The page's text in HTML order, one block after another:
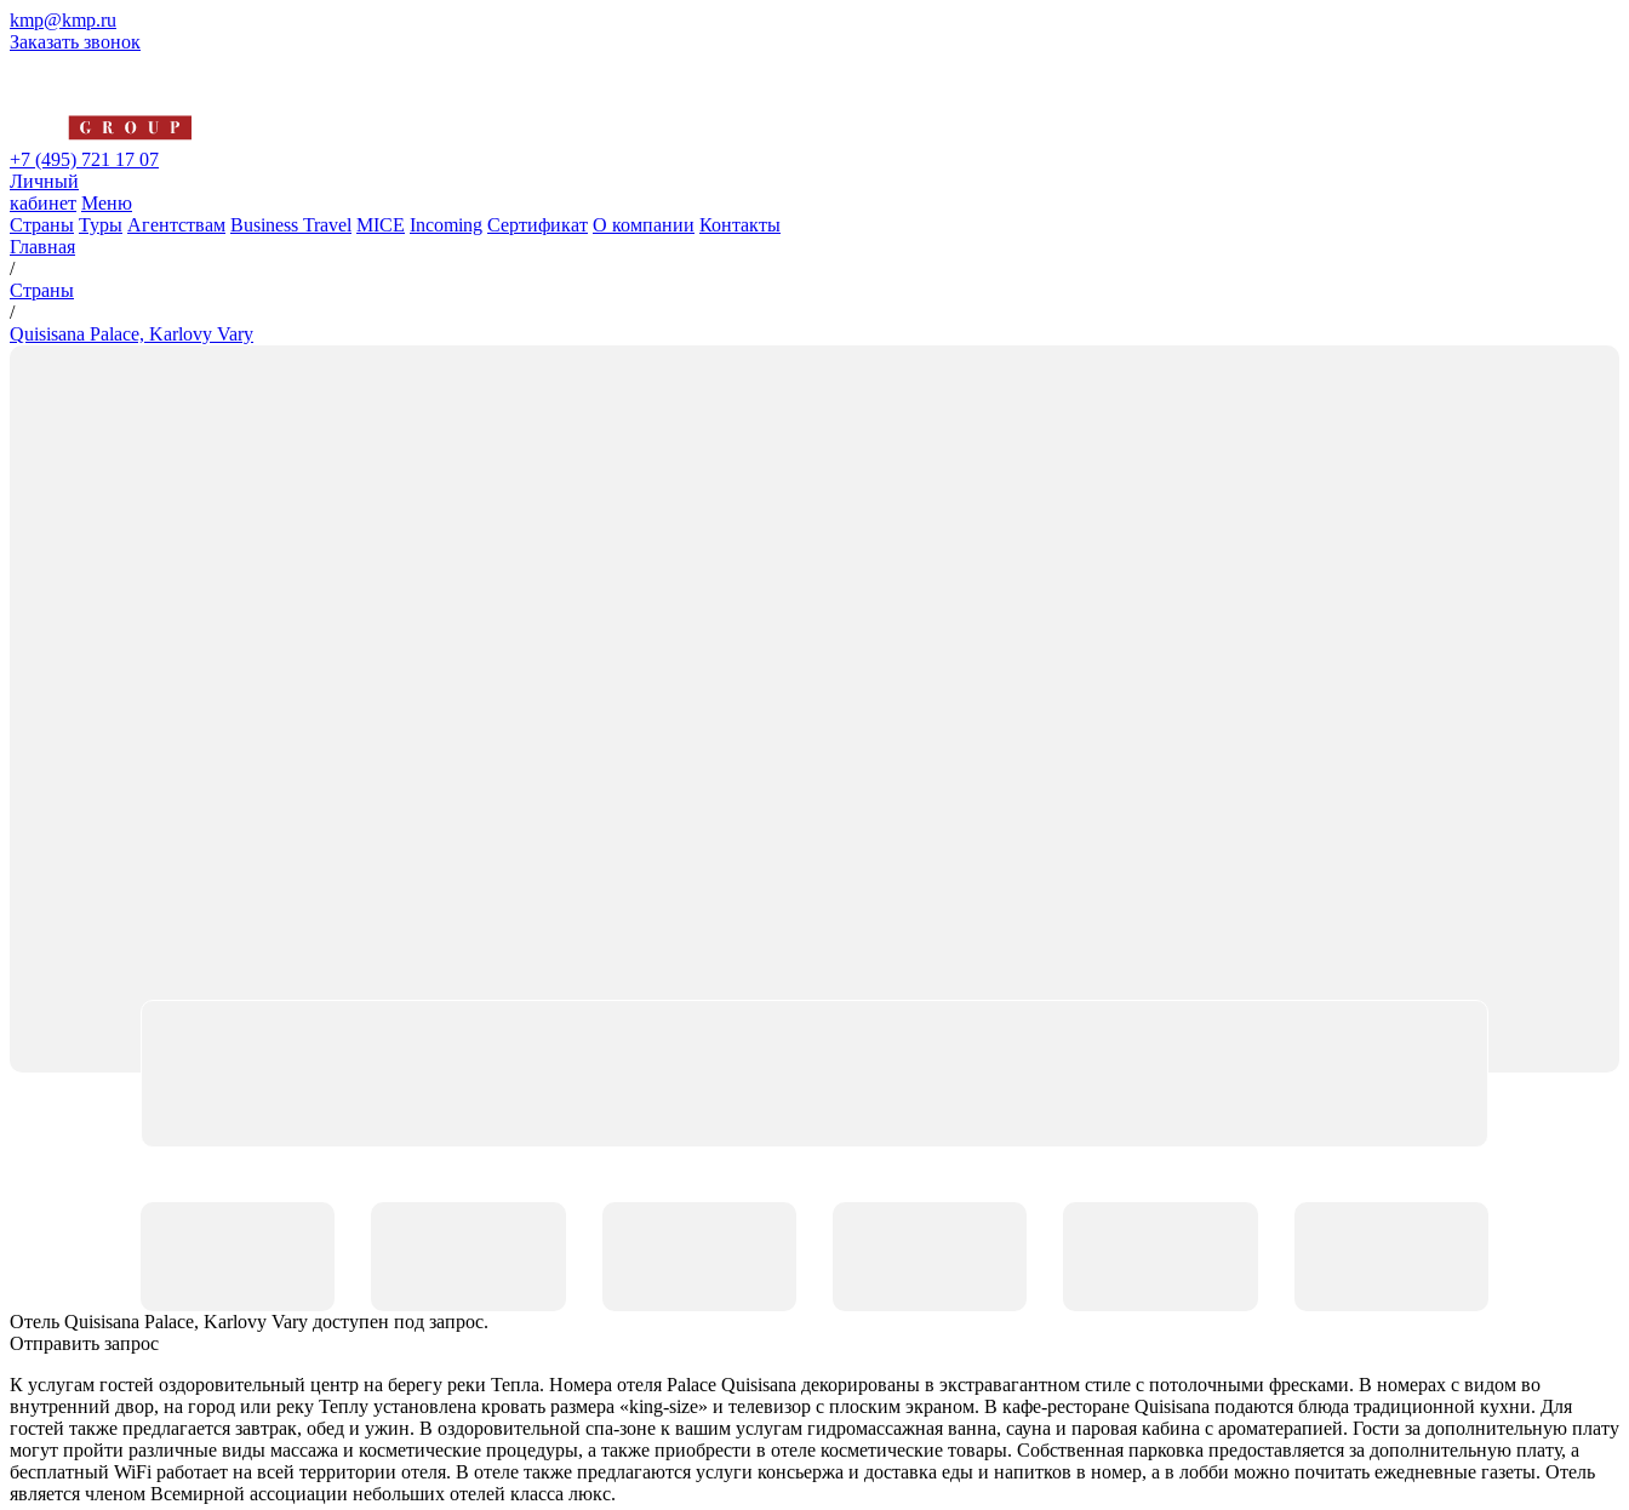
kmp@kmp.ru
Заказать звонок
+7 (495) 721 17 07
Личный
кабинет Меню
Страны Туры Агентствам Business Travel MICE Incoming Сертификат О компании Контакты
Главная
/
Страны
/
Quisisana Palace, Karlovy Vary
Отель Quisisana Palace, Karlovy Vary доступен под запрос.
Отправить запрос
К услугам гостей оздоровительный центр на берегу реки Тепла. Номера отеля Palace Quisisana декорированы в экстравагантном стиле с потолочными фресками. В номерах с видом во
внутренний двор, на город или реку Теплу установлена кровать размера «king-size» и телевизор с плоским экраном. В кафе-ресторане Quisisana подаются блюда традиционной кухни. Для
гостей также предлагается завтрак, обед и ужин. В оздоровительной спа-зоне к вашим услугам гидромассажная ванна, сауна и паровая кабина с ароматерапией. Гости за дополнительную плату
могут пройти различные виды массажа и косметические процедуры, а также приобрести в отеле косметические товары. Собственная парковка предоставляется за дополнительную плату, а
бесплатный WiFi работает на всей территории отеля. В отеле также предлагаются услуги консьержа и доставка еды и напитков в номер, а в лобби можно почитать ежедневные газеты. Отель
является членом Всемирной ассоциации небольших отелей класса люкс.